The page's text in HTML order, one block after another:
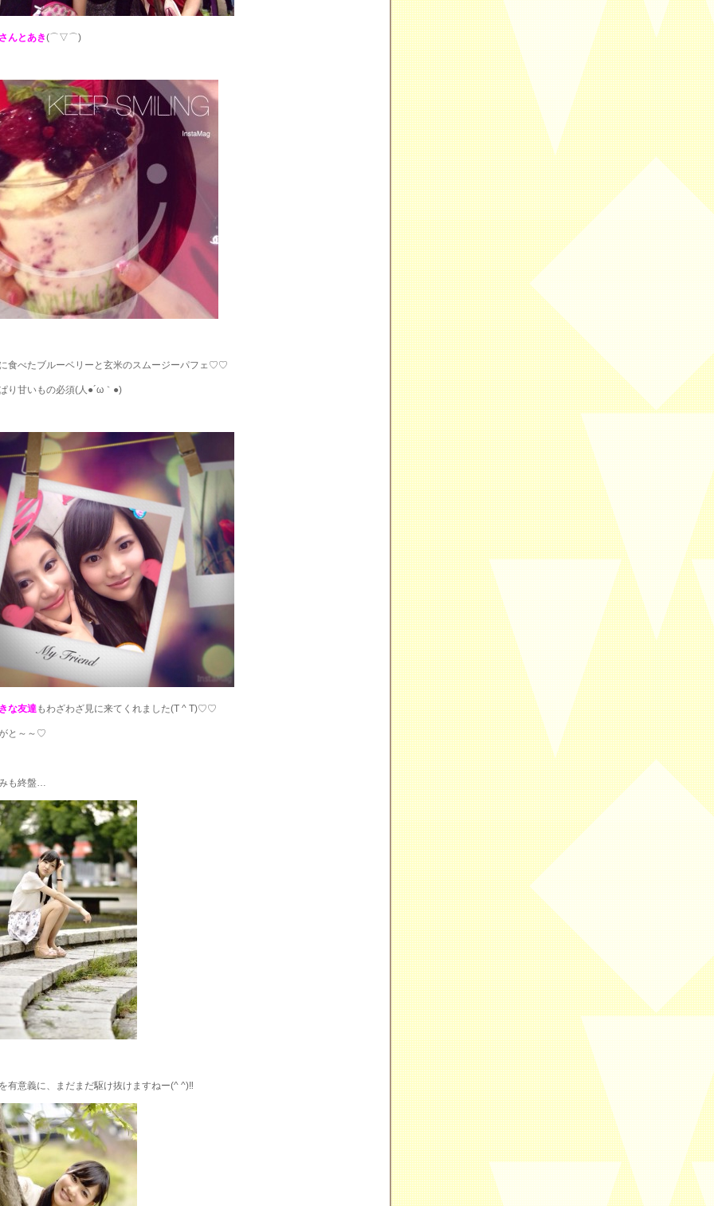
んとあき(⌒▽⌒)
食べたブルーベリーと玄米のスムージーパフェ♡♡
り甘いもの必須(人●´ω｀●)
な友達もわざわざ見に来てくれました(T ^ T)♡♡
と～～♡
も終盤…
有意義に、まだまだ駆け抜けますねー(^ ^)‼︎